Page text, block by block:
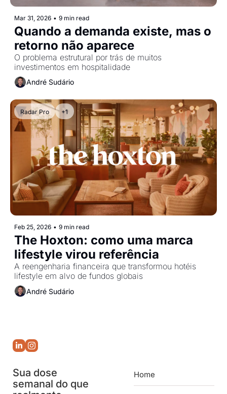
Mar 31, 2026 • 9 min read
Quando a demanda existe, mas o
retorno não aparece
O problema estrutural por trás de muitos
investimentos em hospitalidade
André Sudário
Radar Pro +1
Feb 25, 2026 • 9 min read
The Hoxton: como uma marca
A reengenharia financeira que transformou hotéis
lifestyle em alvo de fundos globais
André Sudário
Sua dose
semanal do que
Home